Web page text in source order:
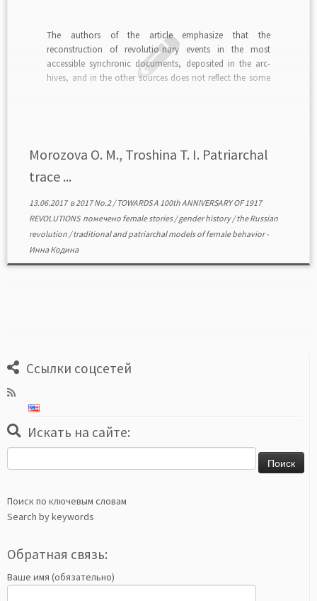
The authors of the article emphasize that the
reconstruction of revolutio-nary events in the most
accessible synchronic documents, deposited in the arc-
hives, and in the other sources does not reflect the some
Morozova O. M., Troshina T. I. Patriarchal
trace ...
13.06.2017в2017 No.2/TOWARDS A 100th ANNIVERSARY OF 1917
REVOLUTIONS помечено female stories/gender history/the Russian
revolution /traditional and patriarchal models of female behavior-
Инна Кодина
Ссылки соцсетей
Искать на сайте:
Поиск по ключевым словам
Search by keywords
Обратная связь:
Ваше имя (обязательно)